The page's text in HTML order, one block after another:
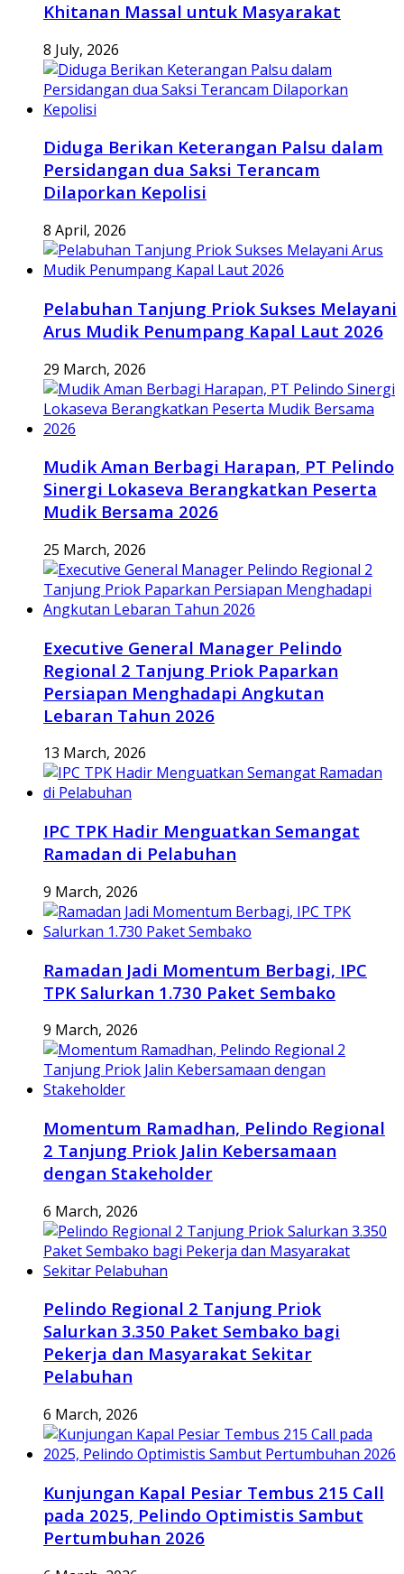
Khitanan Massal untuk Masyarakat
8 July, 2026
Diduga Berikan Keterangan Palsu dalam
Persidangan dua Saksi Terancam
Dilaporkan Kepolisi
8 April, 2026
Pelabuhan Tanjung Priok Sukses Melayani
Arus Mudik Penumpang Kapal Laut 2026
29 March, 2026
Mudik Aman Berbagi Harapan, PT Pelindo
Sinergi Lokaseva Berangkatkan Peserta
Mudik Bersama 2026
25 March, 2026
Executive General Manager Pelindo
Regional 2 Tanjung Priok Paparkan
Persiapan Menghadapi Angkutan
Lebaran Tahun 2026
13 March, 2026
IPC TPK Hadir Menguatkan Semangat
Ramadan di Pelabuhan
9 March, 2026
Ramadan Jadi Momentum Berbagi, IPC
TPK Salurkan 1.730 Paket Sembako
9 March, 2026
Momentum Ramadhan, Pelindo Regional
2 Tanjung Priok Jalin Kebersamaan
dengan Stakeholder
6 March, 2026
Pelindo Regional 2 Tanjung Priok
Salurkan 3.350 Paket Sembako bagi
Pekerja dan Masyarakat Sekitar
Pelabuhan
6 March, 2026
Kunjungan Kapal Pesiar Tembus 215 Call
pada 2025, Pelindo Optimistis Sambut
Pertumbuhan 2026